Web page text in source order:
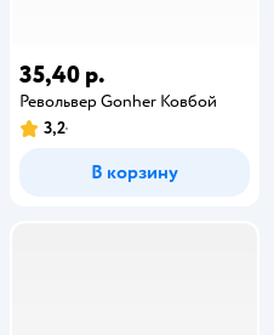
35,40 р.
Револьвер Gonher Ковбой
3,2
В корзину